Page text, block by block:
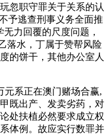
忽职守罪关于关系的认
予逃查刑事义务全面推
力回覆的尺度问题，
落水，丁属于赞帮风险
的饼干，其他办公室人
系正在澳门赌场合赢,
既出产、发卖劣药，对
处扶植必然要求成立权
体例。故应实行数罪并